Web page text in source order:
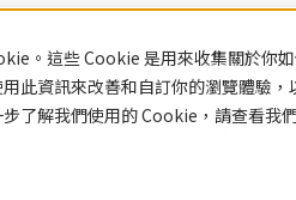
。這些 Cookie 是用來收集關於你
此資訊來改善和自訂你的瀏覽體驗
了解我們使用的 Cookie，請查看我